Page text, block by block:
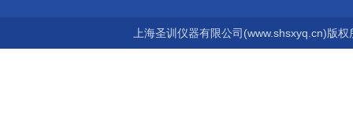
上海圣训仪器有限公司(www.shsxyq.cn)版